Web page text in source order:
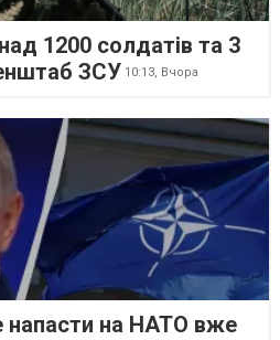
1200 солдатів та 3
ЗСУ 10:13, Вчора
напасти на НАТО вже